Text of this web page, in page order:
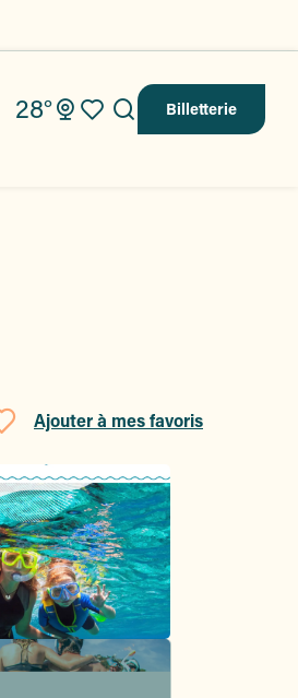
28° Billetterie
Voir les favoris
Recherche
Ajouter aux
Ajouter à mes favoris